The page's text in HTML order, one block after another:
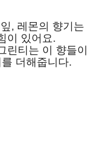
, 레몬의 향기는
이 있어요.
린티는 이 향들이
더해줍니다.